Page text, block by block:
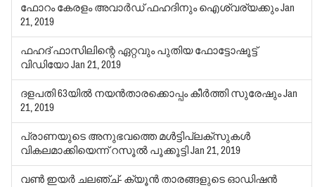
ഫോറം കേരളം അവാര്‍ഡ് ഫഹദിനും ഐശ്വര്യക്കുംJan
21, 2019
ഫഹദ് ഫാസിലിന്റെ ഏറ്റവും പുതിയ ഫോട്ടോഷൂട്ട്
വിഡിയോJan 21, 2019
ദളപതി 63യില്‍ നയന്‍താരക്കൊപ്പം കീര്‍ത്തി സുരേഷുംJan
21, 2019
പ്രാണയുടെ അനുഭവത്തെ മള്‍ട്ടിപ്ലക്‌സുകള്‍
വികലമാക്കിയെന്ന് റസൂല്‍ പൂക്കൂട്ടിJan 21, 2019
വണ്‍ ഇയര്‍ ചലഞ്ച്- ക്യൂന്‍ താരങ്ങളുടെ ഓഡിഷന്‍